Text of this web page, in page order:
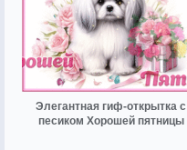
Элегантная гиф-открытка с
песиком Хорошей пятницы